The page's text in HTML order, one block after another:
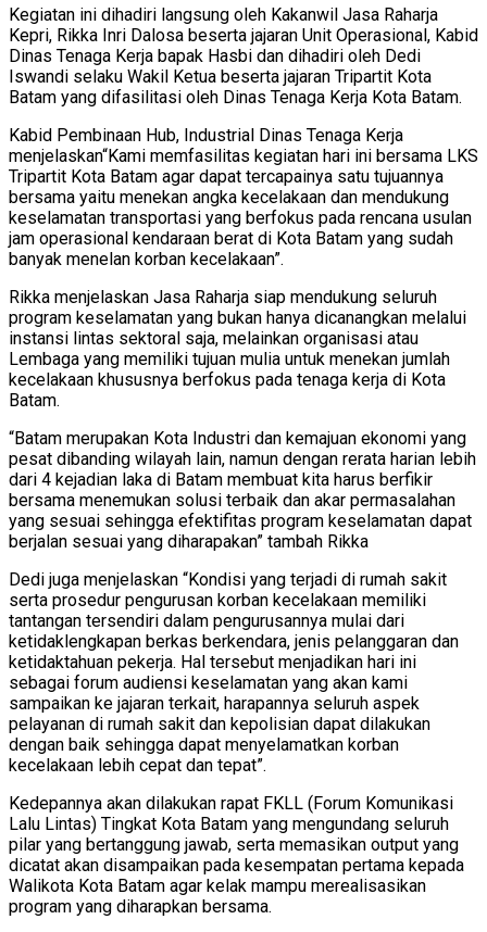
Kegiatan ini dihadiri langsung oleh Kakanwil Jasa Raharja
Kepri, Rikka Inri Dalosa beserta jajaran Unit Operasional, Kabid
Dinas Tenaga Kerja bapak Hasbi dan dihadiri oleh Dedi
Iswandi selaku Wakil Ketua beserta jajaran Tripartit Kota
Batam yang difasilitasi oleh Dinas Tenaga Kerja Kota Batam.
Kabid Pembinaan Hub, Industrial Dinas Tenaga Kerja
menjelaskan“Kami memfasilitas kegiatan hari ini bersama LKS
Tripartit Kota Batam agar dapat tercapainya satu tujuannya
bersama yaitu menekan angka kecelakaan dan mendukung
keselamatan transportasi yang berfokus pada rencana usulan
jam operasional kendaraan berat di Kota Batam yang sudah
banyak menelan korban kecelakaan”.
Rikka menjelaskan Jasa Raharja siap mendukung seluruh
program keselamatan yang bukan hanya dicanangkan melalui
instansi lintas sektoral saja, melainkan organisasi atau
Lembaga yang memiliki tujuan mulia untuk menekan jumlah
kecelakaan khususnya berfokus pada tenaga kerja di Kota
Batam.
“Batam merupakan Kota Industri dan kemajuan ekonomi yang
pesat dibanding wilayah lain, namun dengan rerata harian lebih
dari 4 kejadian laka di Batam membuat kita harus berfikir
bersama menemukan solusi terbaik dan akar permasalahan
yang sesuai sehingga efektifitas program keselamatan dapat
berjalan sesuai yang diharapakan” tambah Rikka
Dedi juga menjelaskan “Kondisi yang terjadi di rumah sakit
serta prosedur pengurusan korban kecelakaan memiliki
tantangan tersendiri dalam pengurusannya mulai dari
ketidaklengkapan berkas berkendara, jenis pelanggaran dan
ketidaktahuan pekerja. Hal tersebut menjadikan hari ini
sebagai forum audiensi keselamatan yang akan kami
sampaikan ke jajaran terkait, harapannya seluruh aspek
pelayanan di rumah sakit dan kepolisian dapat dilakukan
dengan baik sehingga dapat menyelamatkan korban
kecelakaan lebih cepat dan tepat”.
Kedepannya akan dilakukan rapat FKLL (Forum Komunikasi
Lalu Lintas) Tingkat Kota Batam yang mengundang seluruh
pilar yang bertanggung jawab, serta memasikan output yang
dicatat akan disampaikan pada kesempatan pertama kepada
Walikota Kota Batam agar kelak mampu merealisasikan
program yang diharapkan bersama.